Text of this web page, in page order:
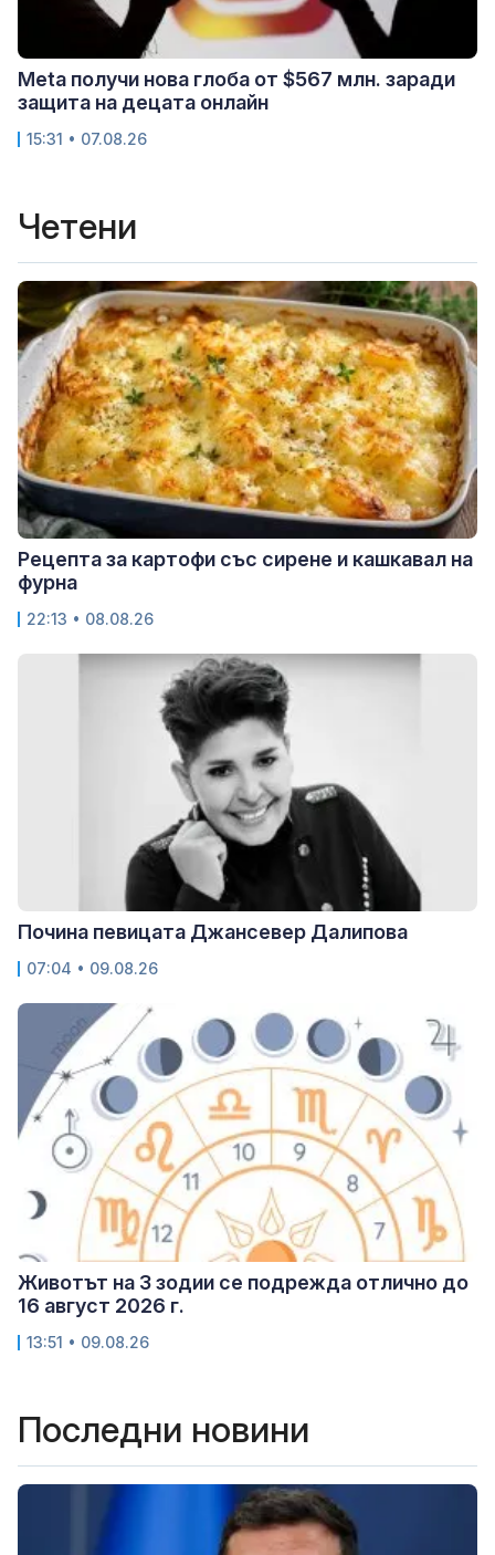
Meta получи нова глоба от $567 млн. заради
защита на децата онлайн
15:31 • 07.08.26
Четени
Рецепта за картофи със сирене и кашкавал на
фурна
22:13 • 08.08.26
Почина певицата Джансевер Далипова
07:04 • 09.08.26
Животът на 3 зодии се подрежда отлично до
16 август 2026 г.
13:51 • 09.08.26
Последни новини